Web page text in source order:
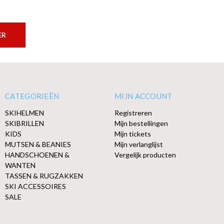
CATEGORIEËN
SKIHELMEN
SKIBRILLEN
KIDS
MUTSEN & BEANIES
HANDSCHOENEN &
WANTEN
TASSEN & RUGZAKKEN
SKI ACCESSOIRES
SALE
MIJN ACCOUNT
Registreren
Mijn bestellingen
Mijn tickets
Mijn verlanglijst
Vergelijk producten